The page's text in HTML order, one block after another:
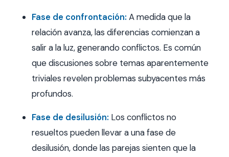
Fase de confrontación: A medida que la
relación avanza, las diferencias comienzan a
salir a la luz, generando conflictos. Es común
que discusiones sobre temas aparentemente
triviales revelen problemas subyacentes más
profundos.
Fase de desilusión: Los conflictos no
resueltos pueden llevar a una fase de
desilusión, donde las parejas sienten que la